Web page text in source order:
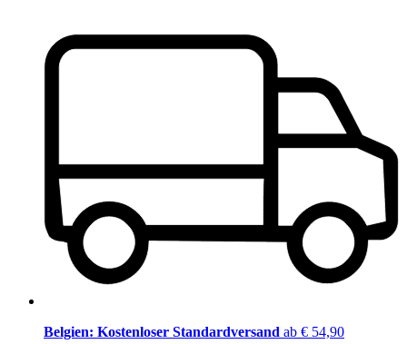
Belgien: Kostenloser Standardversand ab € 54,90